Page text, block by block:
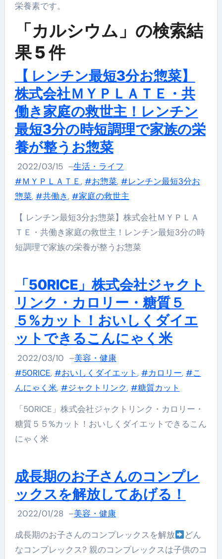
栄養素です。
「カルシウム」の検索結
果 5 件
【 レンチン最短3分お惣菜】
株式会社ＭＹＰＬＡＴＥ・共
働き家庭の救世主！レンチン
最短3分の時短調理で家族の栄
養が整うお惣菜
2022/03/15 –生活・ライフ
#ＭＹＰＬＡＴＥ, #お惣菜, #レンチン最短3分お
惣菜, #共働き, #家庭の救世主
【 レンチン最短3分お惣菜】株式会社ＭＹＰＬＡ
ＴＥ・共働き家庭の救世主！レンチン最短3分の時
短調理で家族の栄養が整うお惣菜
「50RICE」株式会社ジャクト
リンク・カロリー・糖質５
５%カット！おいしくダイエ
ットできるこんにゃく米
2022/03/10 –美容・健康
#50RICE, #おいしくダイエット, #カロリー, #こ
んにゃく米, #ジャクトリンク, #糖質カット
「50RICE」株式会社ジャクトリンク・カロリー・
糖質５５%カット！おいしくダイエットできるこん
にゃく米
成長期のお子さんのコンプレ
ックスを解放してあげる！
2022/01/28 –美容・健康
成長期のお子さんのコンプレックスを解放
どん
なコンプレックス? 親のコンプレックスは子供のコ